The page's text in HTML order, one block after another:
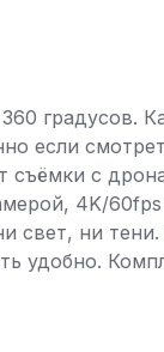
градусов.
если
с
4K/
свет, ни тени.
удобно.